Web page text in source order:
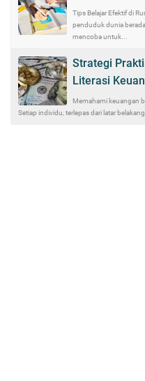
Tips Belajar Efektif di
penduduk dunia
mencoba untuk...
Strategi
Literasi
Memahami keuangan
Setiap individu, terlepas dari latar